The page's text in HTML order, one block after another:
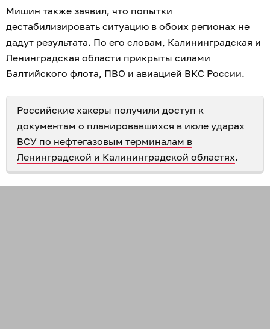
Мишин также заявил, что попытки
дестабилизировать ситуацию в обоих регионах не
дадут результата. По его словам, Калининградская и
Ленинградская области прикрыты силами
Балтийского флота, ПВО и авиацией ВКС России.
Российские хакеры получили доступ к
документам о планировавшихся в июле ударах
ВСУ по нефтегазовым терминалам в
Ленинградской и Калининградской областях.